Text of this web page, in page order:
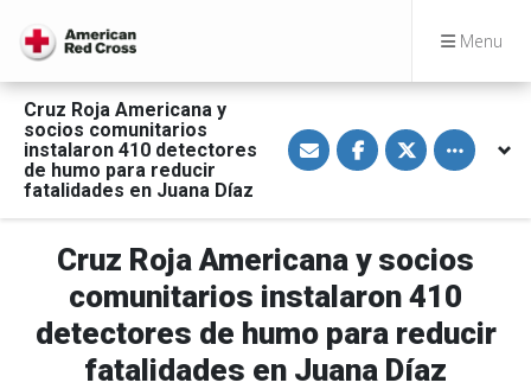
Menu
Cruz Roja Americana y
socios comunitarios
instalaron 410 detectores
de humo para reducir
fatalidades en Juana Díaz
S
h
a
v
a
E
m
a
l
S
h
a
o
F
a
e
o
o
k
S
h
a
o
T
w
t
e
Toggle
Cruz Roja Americana y socios
comunitarios instalaron 410
detectores de humo para reducir
fatalidades en Juana Díaz